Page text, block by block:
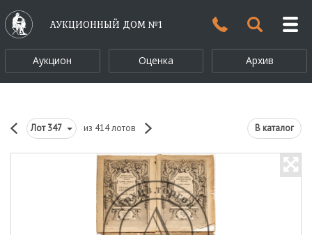
АУКЦИОННЫЙ ДОМ №1
Аукцион Оценка Архив
Лот347 из 414 лотов В каталог